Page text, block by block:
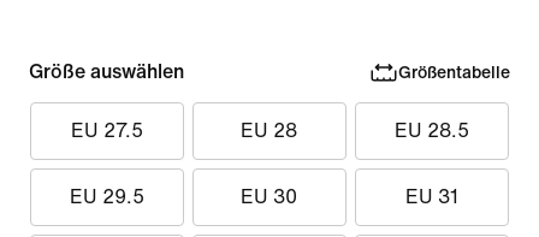
Größe auswählen Größentabelle
EU 27.5 EU 28 EU 28.5
EU 29.5 EU 30 EU 31